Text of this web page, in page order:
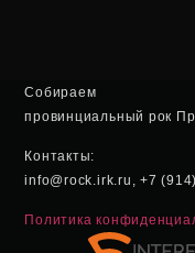
Собираем
провинциальный рок
Контакты:
info@rock.irk.ru, +7
Политика